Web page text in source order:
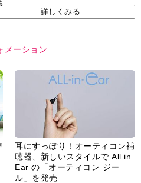
詳しくみる
メーション
耳にすっぽり！オーティコン補
聴器、新しいスタイルで All in
Ear の「オーティコン ジー
ル」を発売